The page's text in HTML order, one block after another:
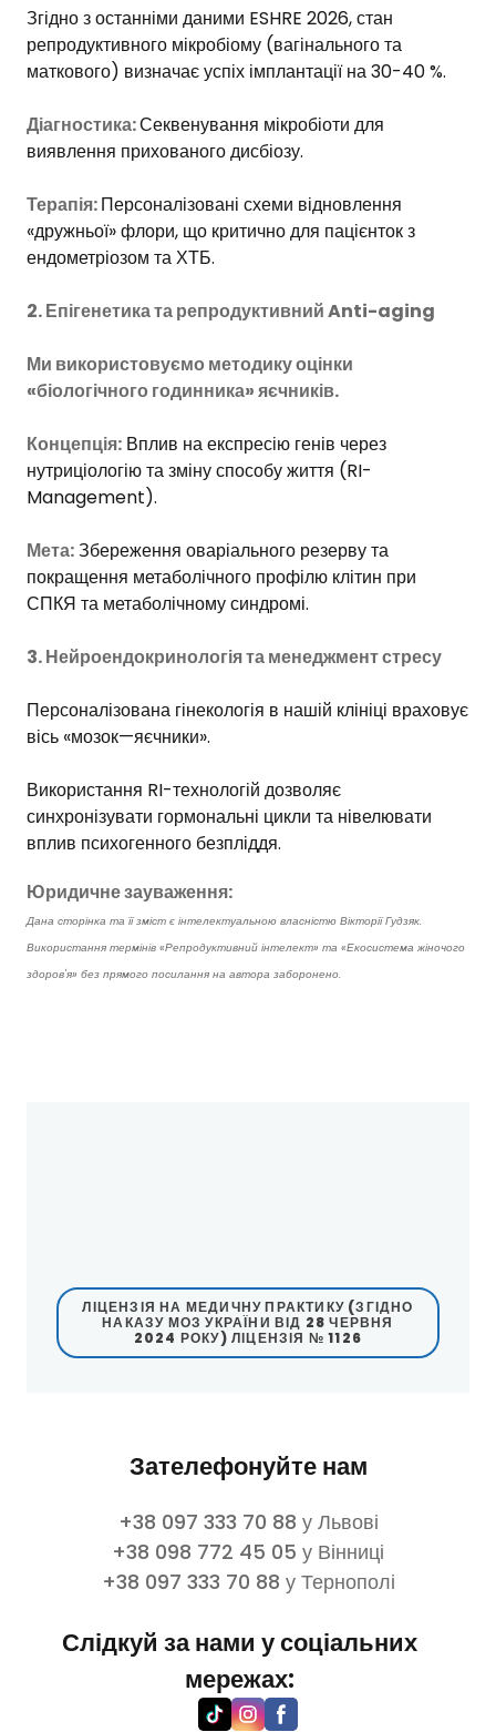
Згідно з останніми даними ESHRE 2026, стан
репродуктивного мікробіому (вагінального та
маткового) визначає успіх імплантації на 30-40 %.
Діагностика:Секвенування мікробіоти для
виявлення прихованого дисбіозу.
Терапія:Персоналізовані схеми відновлення
«дружньої» флори, що критично для пацієнток з
ендометріозом та ХТБ.
2. Епігенетика та репродуктивний Anti-aging
Ми використовуємо методику оцінки
«біологічного годинника» яєчників.
Концепція: Вплив на експресію генів через
нутриціологію та зміну способу життя (RI-
Management).
Мета:Збереження оваріального резерву та
покращення метаболічного профілю клітин при
СПКЯ та метаболічному синдромі.
3. Нейроендокринологія та менеджмент стресу
Персоналізована гінекологія в нашій клініці враховує
вісь «мозок—яєчники».
Використання RI-технологій дозволяє
синхронізувати гормональні цикли та нівелювати
вплив психогенного безпліддя.
Юридичне зауваження:
Дана сторінка та її зміст є інтелектуальною власністю Вікторії Гудзяк.
Використання термінів «Репродуктивний інтелект» та «Екосистема жіночого
здоров'я» без прямого посилання на автора заборонено.
ЛІЦЕНЗІЯ НА МЕДИЧНУ ПРАКТИКУ (ЗГІДНО
НАКАЗУ МОЗ УКРАЇНИ ВІД 28 ЧЕРВНЯ
2024 РОКУ) ЛІЦЕНЗІЯ № 1126
Зателефонуйте нам
+38 097 333 70 88 у Львові
+38 098 772 45 05 у Вінниці
+38 097 333 70 88 у Тернополі
Слідкуй за нами у соціальних
мережах: